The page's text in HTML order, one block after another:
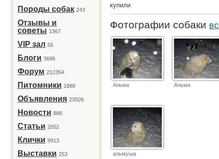
Породы собак 243
Отзывы и
советы 1367
VIP зал 55
Блоги 3696
Форум 212354
Питомники 1888
Объявления 23509
Новости 888
Статьи 2052
Клички 9913
Выставки 253
купили
Фотографии собаки
Альма Альма
альмуша